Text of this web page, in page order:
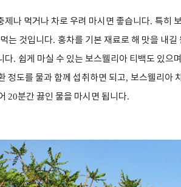
나 먹거나 차로 우려 마시면 좋습니다. 특히
는 것입니다. 홍차를 기본 재료로 해 맛을 내길
다. 쉽게 마실 수 있는 보스웰리아 티백도 있으
정도를 물과 함께 섭취하면 되고, 보스웰리아
20분간 끓인 물을 마시면 됩니다.